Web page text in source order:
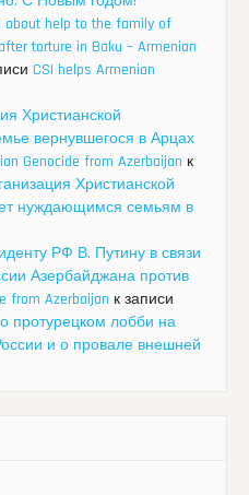
about help to the family of
torture in Baku – Armenian
CSI helps Armenian
Христианской
вернувшегося в Арцах
Genocide from Azerbaijan к
Христианской
нуждающимся семьям в
РФ В. Путину в связи
Азербайджана против
from Azerbaijan к записи
протурецком лобби на
и о провале внешней